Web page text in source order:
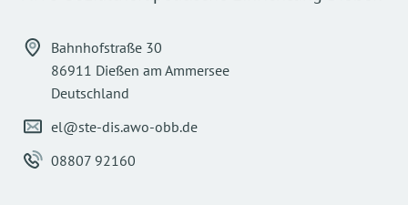
Bahnhofstraße 30
86911 Dießen am Ammersee
Deutschland
el@ste-dis.awo-obb.de
08807 92160